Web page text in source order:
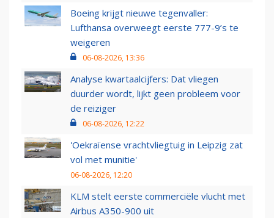
Boeing krijgt nieuwe tegenvaller:
Lufthansa overweegt eerste 777-9’s te
weigeren
06-08-2026, 13:36
Analyse kwartaalcijfers: Dat vliegen
duurder wordt, lijkt geen probleem voor
de reiziger
06-08-2026, 12:22
'Oekraïense vrachtvliegtuig in Leipzig zat
vol met munitie'
06-08-2026, 12:20
KLM stelt eerste commerciële vlucht met
Airbus A350-900 uit